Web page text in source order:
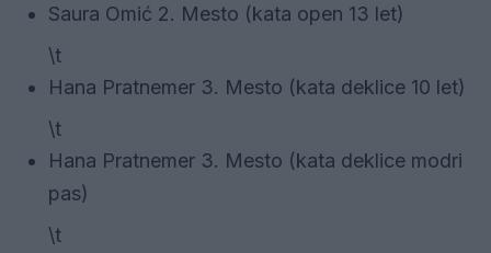
Saura Omić 2. Mesto (kata open 13 let)
\t
Hana Pratnemer 3. Mesto (kata deklice 10 let)
\t
Hana Pratnemer 3. Mesto (kata deklice modri
pas)
\t